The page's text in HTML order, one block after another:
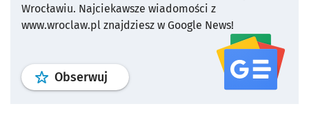
Wrocławiu. Najciekawsze wiadomości z
www.wroclaw.pl znajdziesz w Google News!
Obserwuj profil serwisu